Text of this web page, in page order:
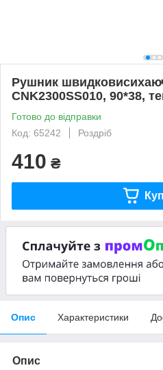
Рушник
CNK2300SS010, 90*38,
Готово до відправки
Код: 65242
Роздріб
410 ₴
Опис Характеристики
Опис